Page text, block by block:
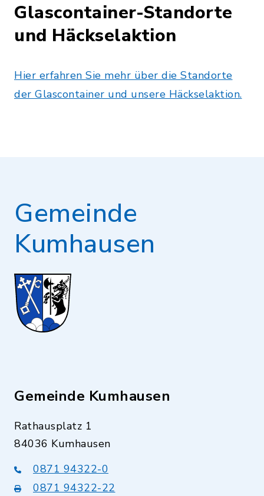
Glascontainer-Standorte
und Häckselaktion
Hier erfahren Sie mehr über die Standorte
der Glascontainer und unsere Häckselaktion.
Gemeinde
Kumhausen
Gemeinde Kumhausen
Rathausplatz 1
84036 Kumhausen
0871 94322-0
0871 94322-22